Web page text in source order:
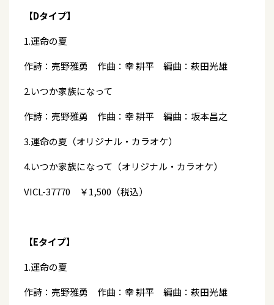
【Dタイプ】
1.運命の夏
作詩：売野雅勇 作曲：幸 耕平 編曲：萩田光雄
2.いつか家族になって
作詩：売野雅勇 作曲：幸 耕平 編曲：坂本昌之
3.運命の夏（オリジナル・カラオケ）
4.いつか家族になって（オリジナル・カラオケ）
VICL-37770 ￥1,500（税込）
【Eタイプ】
1.運命の夏
作詩：売野雅勇 作曲：幸 耕平 編曲：萩田光雄